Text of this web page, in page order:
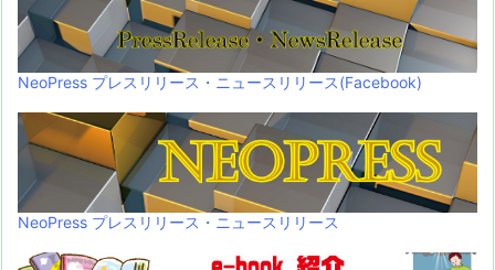
NeoPress プレスリリース・ニュースリリース(Facebook)
NeoPress プレスリリース・ニュースリリース